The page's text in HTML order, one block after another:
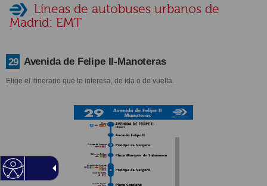
Líneas de autobuses urbanos de
Madrid: EMT
29 Avenida de Felipe II-Manoteras
Elige el itinerario que te interesa, de ida o de vuelta.